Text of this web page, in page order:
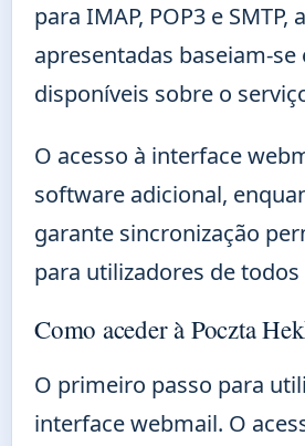
para IMAP, POP3 e
apresentadas baseiam-
disponíveis sobre o
O acesso à interface
software adicional,
garante sincronização
para utilizadores de
Como aceder à Poczta
O primeiro passo para
interface webmail. O